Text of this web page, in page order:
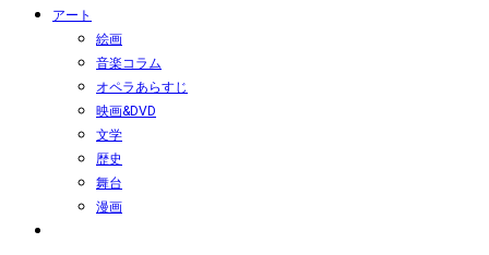
アート
絵画
音楽コラム
オペラあらすじ
映画&DVD
文学
歴史
舞台
漫画